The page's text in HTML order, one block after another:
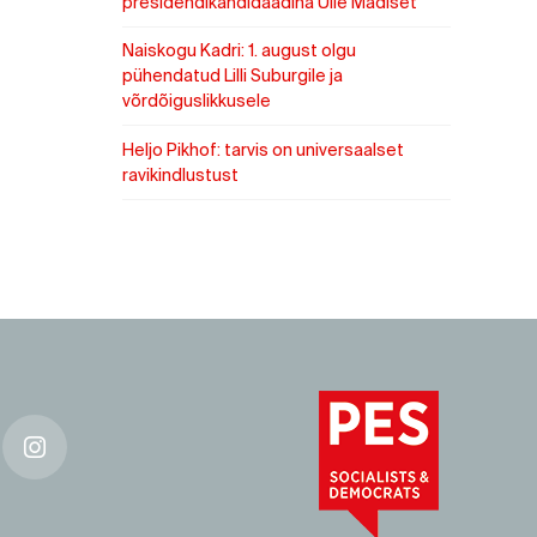
Naiskogu Kadri: 1. august olgu
pühendatud Lilli Suburgile ja
võrdõiguslikkusele
Heljo Pikhof: tarvis on universaalset
ravikindlustust